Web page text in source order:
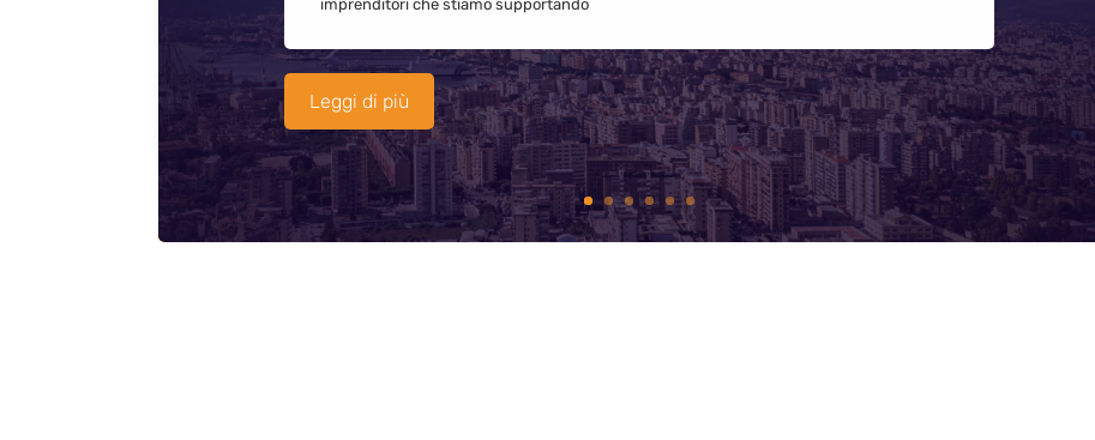
imprenditori che stiamo supportando
Leggi di più